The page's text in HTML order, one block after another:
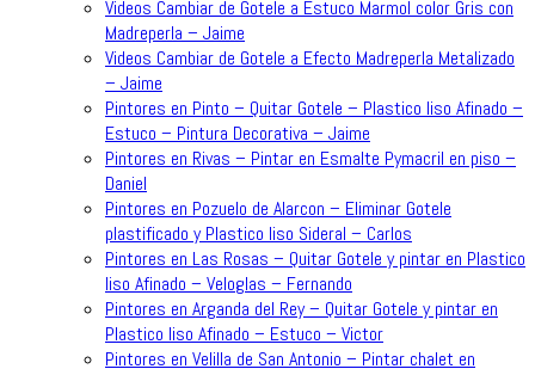
Videos Cambiar de Gotele a Estuco Marmol color Gris con
Madreperla – Jaime
Videos Cambiar de Gotele a Efecto Madreperla Metalizado
– Jaime
Pintores en Pinto – Quitar Gotele – Plastico liso Afinado –
Estuco – Pintura Decorativa – Jaime
Pintores en Rivas – Pintar en Esmalte Pymacril en piso –
Daniel
Pintores en Pozuelo de Alarcon – Eliminar Gotele
plastificado y Plastico liso Sideral – Carlos
Pintores en Las Rosas – Quitar Gotele y pintar en Plastico
liso Afinado – Veloglas – Fernando
Pintores en Arganda del Rey – Quitar Gotele y pintar en
Plastico liso Afinado – Estuco – Victor
Pintores en Velilla de San Antonio – Pintar chalet en